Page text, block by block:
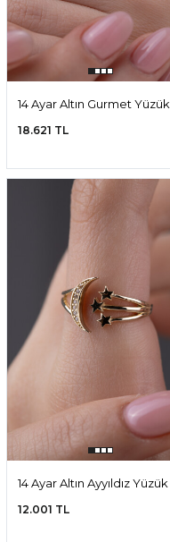
14 Ayar Altın Gurmet Yüzük
18.621 TL
14 Ayar Altın Ayyıldız Yüzük
12.001 TL